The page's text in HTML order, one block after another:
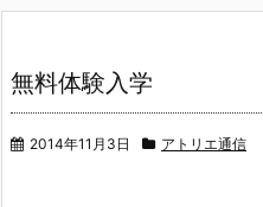
無料体験入学
2014年11月3日 アトリエ通信